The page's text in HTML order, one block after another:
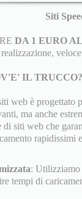
Siti
DA 1 EURO
IL
web è progettato
ma anche
siti web che
rapidissimi
: Utilizziamo
tempi di